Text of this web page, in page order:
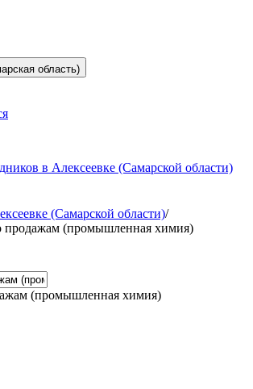
область)
в Алексеевке (Самарской области)
(Самарской области)/
продажам (промышленная химия)
(промышленная химия)